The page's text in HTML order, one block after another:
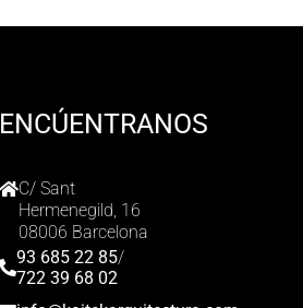
ENCÚENTRANOS
C/ Sant
Hermenegild, 16
08006 Barcelona
93 685 22 85/
722 39 68 02